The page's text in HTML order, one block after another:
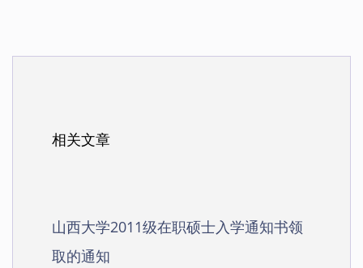
相关文章
山西大学2011级在职硕士入学通知书领
取的通知